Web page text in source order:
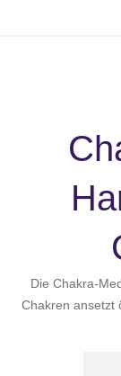
Die Chakra-
Chakren ansetzt